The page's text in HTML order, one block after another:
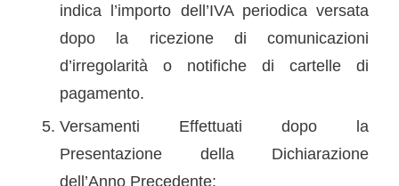
indica l’importo dell’IVA periodica versata
dopo la ricezione di comunicazioni
d’irregolarità o notifiche di cartelle di
pagamento.
Versamenti Effettuati dopo la
Presentazione della Dichiarazione
dell’Anno Precedente: